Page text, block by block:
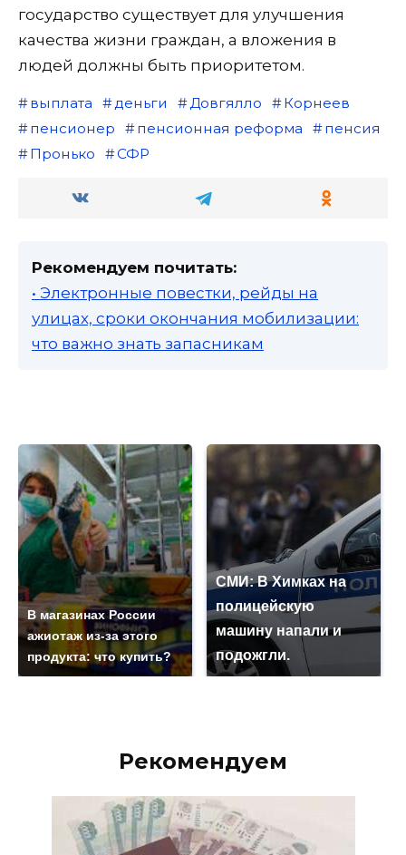
государство существует для улучшения
качества жизни граждан, а вложения в
людей должны быть приоритетом.
выплата деньги Довгялло
Корнеев
пенсионер
пенсионная реформа
пенсия
Пронько
СФР
Рекомендуем почитать:
• Электронные повестки, рейды на
улицах, сроки окончания мобилизации:
что важно знать запасникам
В магазинах России
ажиотаж из-за этого
продукта: что купить?
СМИ: В Химках на
полицейскую
машину напали и
подожгли.
Рекомендуем